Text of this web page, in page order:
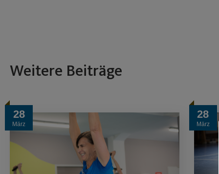
Weitere Beiträge
28
März
28
März